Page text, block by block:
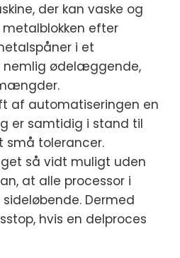
der kan vaske og
efter
i et
nemlig ødelæggende,
af automatiseringen en
er samtidig i stand til
tolerancer.
så vidt muligt uden
at alle processor i
Dermed
hvis en delproces